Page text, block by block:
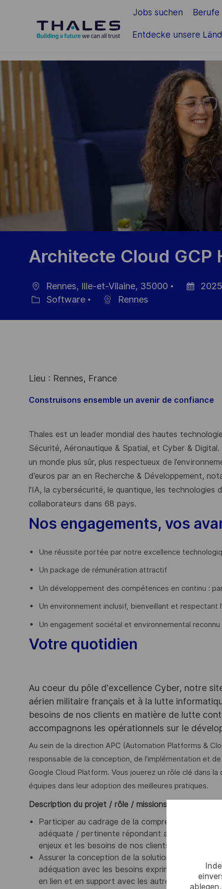
Jobs suchen Berufe
Entdecke unsere
-
Architecte Cloud GCP
Ort
Rennes, Ille-et-Vilaine, 35000
Software Rennes
Lieu : Rennes, France
Construisons ensemble un avenir de confiance
Thales est un leader mondial des hautes
Sécurité, Aéronautique & Spatial, et Cyber &
un monde plus sûr, plus respectueux de
d’euros par an en Recherche & Développement,
l’IA, la cybersécurité, le quantique, les
collaborateurs dans 68 pays.
Nos engagements, vos
Une réussite portée par notre excellence
Un package de rémunération attractif
Un développement des compétences en continu :
Un environnement inclusif, bienveillant et respectant
Un engagement sociétal et environnemental reconnu
Votre quotidien
Au coeur du pôle d'excellence Cyber, notre
aérien militaire français et à la lutte
besoins de nos clients en matière de lutte
accompagnons les opérationnels sur le
Au sein de la direction APC (Automation Platforms &
responsable de la conception, de l'implémentation et
Google Cloud Platform. Vous jouerez un rôle clé dans
équipes dans leur adoption des meilleures pratiques.
Description du projet / rôle / missions
Participer au cadrage de la compréhension de
adéquate / pertinente répondant aux exigences
enjeux et les besoins de nos clients et les
Assurer la conception de la solution en
adéquation avec les besoins exprimés et la
en lien et en support avec les autres rôles et